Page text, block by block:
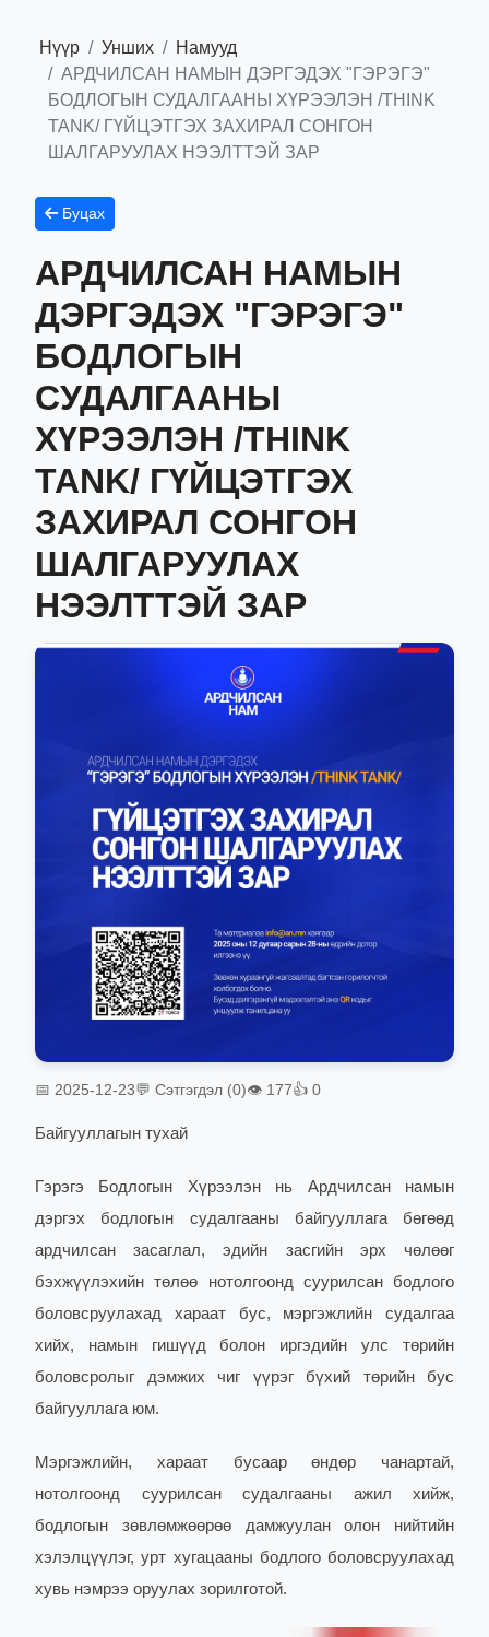
Нүүр Унших
Намууд
АРДЧИЛСАН НАМЫН ДЭРГЭДЭХ "ГЭРЭГЭ"
БОДЛОГЫН СУДАЛГААНЫ ХҮРЭЭЛЭН /THINK
TANK/ ГҮЙЦЭТГЭХ ЗАХИРАЛ СОНГОН
ШАЛГАРУУЛАХ НЭЭЛТТЭЙ ЗАР
Буцах
АРДЧИЛСАН НАМЫН
ДЭРГЭДЭХ "ГЭРЭГЭ"
БОДЛОГЫН
СУДАЛГААНЫ
ХҮРЭЭЛЭН /THINK
TANK/ ГҮЙЦЭТГЭХ
ЗАХИРАЛ СОНГОН
ШАЛГАРУУЛАХ
НЭЭЛТТЭЙ ЗАР
📅 2025-12-23💬 Сэтгэгдэл (0)👁 177👍 0
Байгууллагын тухай
Гэрэгэ Бодлогын Хүрээлэн нь Ардчилсан намын
дэргэх бодлогын судалгааны байгууллага бөгөөд
ардчилсан засаглал, эдийн засгийн эрх чөлөөг
бэхжүүлэхийн төлөө нотолгоонд суурилсан бодлого
боловсруулахад хараат бус, мэргэжлийн судалгаа
хийх, намын гишүүд болон иргэдийн улс төрийн
боловсролыг дэмжих чиг үүрэг бүхий төрийн бус
байгууллага юм.
Мэргэжлийн, хараат бусаар өндөр чанартай,
нотолгоонд суурилсан судалгааны ажил хийж,
бодлогын зөвлөмжөөрөө дамжуулан олон нийтийн
хэлэлцүүлэг, урт хугацааны бодлого боловсруулахад
хувь нэмрээ оруулах зорилготой.